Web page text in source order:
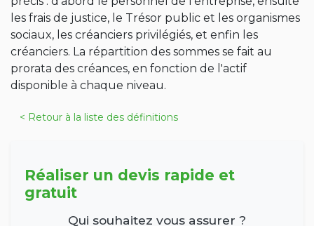
les frais de justice, le Trésor public et les organismes
sociaux, les créanciers privilégiés, et enfin les
créanciers. La répartition des sommes se fait au
prorata des créances, en fonction de l'actif
disponible à chaque niveau.
< Retour à la liste des définitions
Réaliser un devis rapide et
gratuit
Qui souhaitez vous assurer ?